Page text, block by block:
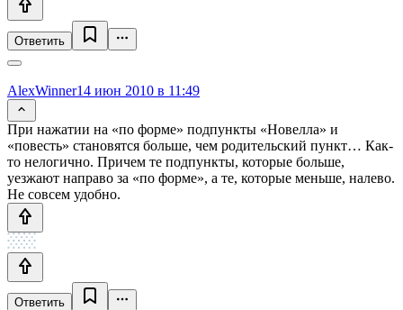
Ответить
AlexWinner14 июн 2010 в 11:49
При нажатии на «по форме» подпункты «Новелла» и
«повесть» становятся больше, чем родительский пункт… Как-
то нелогично. Причем те подпункты, которые больше,
уезжают направо за «по форме», а те, которые меньше, налево.
Не совсем удобно.
Ответить